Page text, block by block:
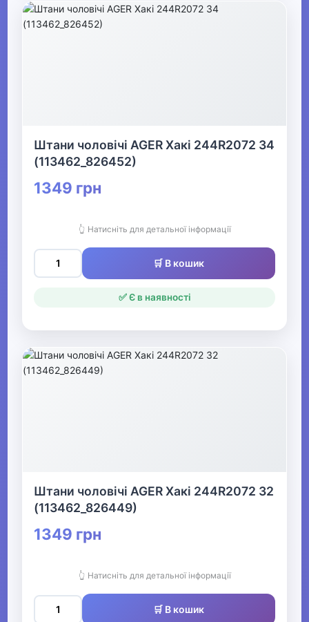
Штани чоловічі AGER Хакі 244R2072 34
(113462_826452)
1349 грн
👆 Натисніть для детальної інформації
🛒 В кошик
✅ Є в наявності
Штани чоловічі AGER Хакі 244R2072 32
(113462_826449)
1349 грн
👆 Натисніть для детальної інформації
🛒 В кошик